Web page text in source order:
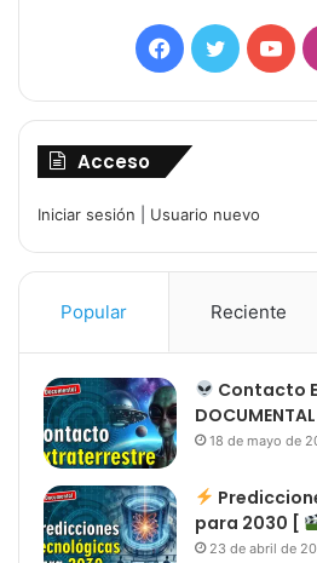
Facebook
Twitter
Acceso
Iniciar sesión Usuario nuevo
Popular Reciente
Contacto
18 de mayo de
para 2030 [
23 de abril de